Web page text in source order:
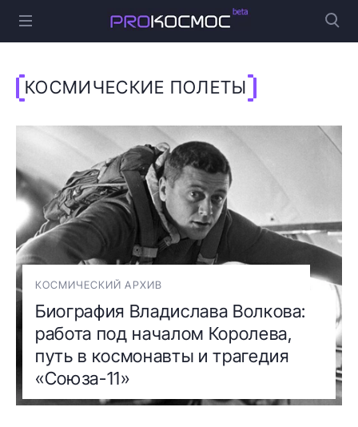
КОСМИЧЕСКИЕ ПОЛЕТЫ
КОСМИЧЕСКИЙ АРХИВ
Биография Владислава Волкова:
работа под началом Королева,
путь в космонавты и трагедия
«Союза-11»